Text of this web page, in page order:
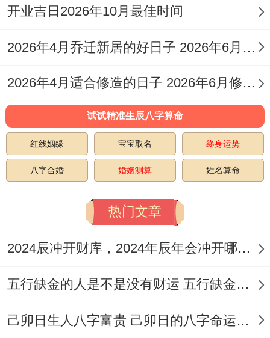
• 十二月初（12月1日
本月第一周的出行吉日相对集中...
12月1日（星期二 农历十月廿三）
值神是“朱雀”（黑道日），但却是推荐的旅
行吉日 吉日指数高达98分。
12月3日（星期四;农历十月廿五）
为“天德”（黄道日） 吉日指数98分。这天宜
为“白虎”（黑道日）~吉日指数97分！这天
开业吉日2026年10月最佳时间
2026年4月乔迁新居的好日子 2026年6月乔迁入宅最好的日子
2026年4月适合修造的日子 2026年6月修造吉日
试试精准生辰八字算命
红线姻缘 宝宝取名 终身运势
八字合婚 婚姻测算 姓名算命
热门文章
2024辰冲开财库，2024年辰年会冲开哪些人的财库
五行缺金的人是不是没有财运 五行缺金的人命运好不好
己卯日生人八字富贵 己卯日的八字命运如何